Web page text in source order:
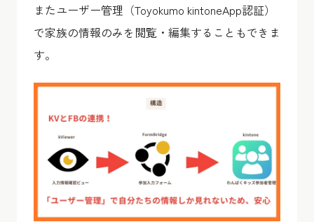
またユーザー管理（Toyokumo kintoneApp認証）
で家族の情報のみを閲覧・編集することもできま
す。